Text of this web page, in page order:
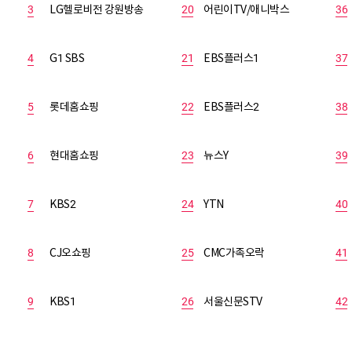
3 LG헬로비전 강원방송
4 G1 SBS
5 롯데홈쇼핑
6 현대홈쇼핑
7 KBS2
8 CJ오쇼핑
9 KBS1
20 어린이TV/애니박스
21 EBS플러스1
22 EBS플러스2
23 뉴스Y
24 YTN
25 CMC가족오락
26 서울신문STV
36
37
38
39
40
41
42